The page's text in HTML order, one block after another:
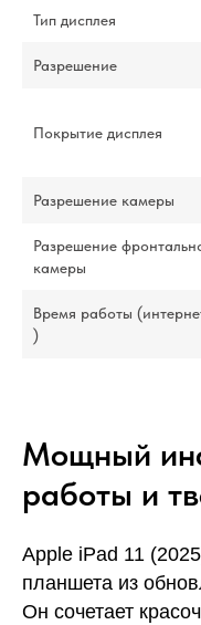
Тип дисплея
Разрешение
Покрытие дисплея
Разрешение камеры
Разрешение
камеры
Время работы
)
Мощный
работы и
Apple iPad 11
планшета из
Он сочетает